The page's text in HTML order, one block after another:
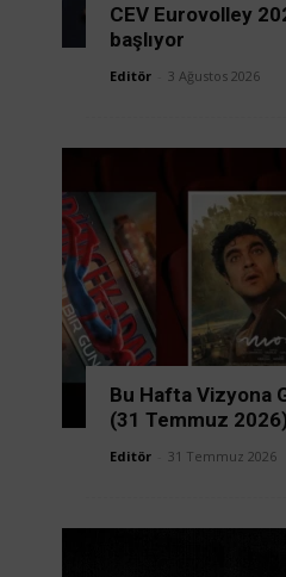
CEV Eurovolley
başlıyor
Editör 3 Ağustos 2026
Bu Hafta Vizyona
(31 Temmuz
Editör 31 Temmuz 2026